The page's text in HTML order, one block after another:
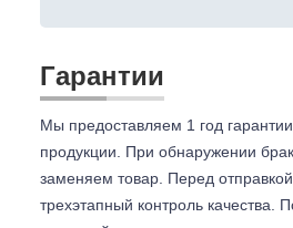
Гарантии
Мы предоставляем 1 год
продукции. При обнаружении
заменяем товар. Перед
трехэтапный контроль качества.